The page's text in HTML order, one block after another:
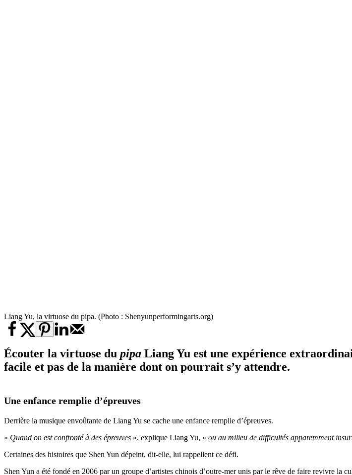
Liang Yu, la virtuose du pipa. (Photo : Shenyunperformingarts.org)
Écouter la virtuose du pipa Liang Yu est une expérience
facile et pas de la manière dont on pourrait s’y attendre.
Une enfance remplie d’épreuves
Derrière la musique envoûtante de Liang Yu se cache une enfance remplie d’épreuves.
« Quand on est confronté à des épreuves », explique Liang Yu, « ou au milieu de difficultés apparemment
Certaines des histoires que Shen Yun dépeint, dit-elle, lui rappellent ce défi.
Shen Yun a été fondé en 2006 par un groupe d’artistes chinois d’outre-mer unis par le rêve de faire revivre